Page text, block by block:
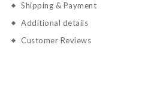
Shipping & Payment
Additional details
Customer Reviews